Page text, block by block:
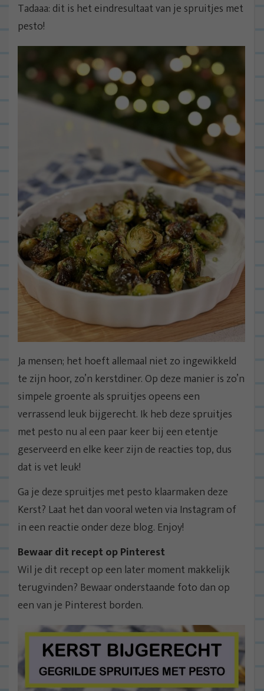
Tadaaa: dit is het eindresultaat van je spruitjes met
pesto!
Ja mensen; het hoeft allemaal niet zo ingewikkeld
te zijn hoor, zo’n kerstdiner. Op deze manier is zo’n
simpele groente als spruitjes opeens een
verrassend leuk bijgerecht. Ik heb deze spruitjes
met pesto nu al een paar keer bij een etentje
geserveerd en elke keer zijn de reacties top, dus
dat is vet leuk!
Ga je deze spruitjes met pesto klaarmaken deze
Kerst? Laat het dan vooral weten via Instagram of
in een reactie onder deze blog. Enjoy!
Bewaar dit recept op Pinterest
Wil je dit recept op een later moment makkelijk
terugvinden? Bewaar onderstaande foto dan op
een van je Pinterest borden.